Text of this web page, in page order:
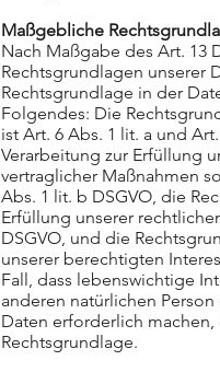
Maßgebliche
Nach Maßgabe des Art. 13
Rechtsgrundlagen unserer
Rechtsgrundlage in der
Folgendes: Die
ist Art. 6 Abs. 1 lit. a und
Verarbeitung zur Erfüllung
vertraglicher Maßnahmen
Abs. 1 lit. b DSGVO, die
Erfüllung unserer
DSGVO, und die
unserer berechtigten
Fall, dass lebenswichtige
anderen natürlichen
Daten erforderlich machen,
Rechtsgrundlage.